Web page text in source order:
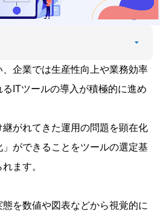
企業では生産性向上や業務効率
ITツールの導入が積極的に進め
がれてきた運用の問題を顕在化
ができることをツールの選定基
ます。
を数値や図表などから視覚的に